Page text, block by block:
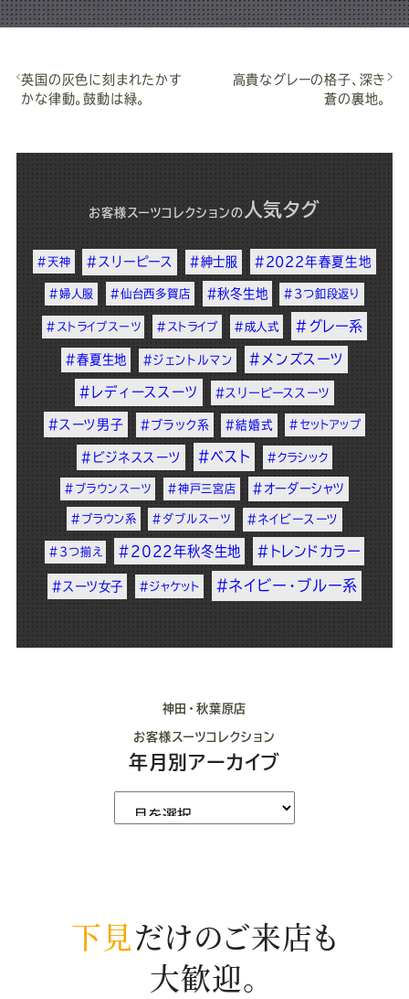
英国の灰色に刻まれたかす
かな律動。鼓動は緑。
高貴なグレーの格子、深き
蒼の裏地。
お客様スーツコレクションの 人気タグ
#天神 #スリーピース #紳士服 #2022年春夏生地
#婦人服 #仙台西多賀店 #秋冬生地 #3つ釦段返り
#ストライプスーツ #ストライプ #成人式 #グレー系
#春夏生地 #ジェントルマン #メンズスーツ
#レディーススーツ #スリーピーススーツ
#スーツ男子 #ブラック系 #結婚式 #セットアップ
#ビジネススーツ #ベスト #クラシック
#ブラウンスーツ #神戸三宮店 #オーダーシャツ
#ブラウン系 #ダブルスーツ #ネイビースーツ
#3つ揃え #2022年秋冬生地 #トレンドカラー
#スーツ女子 #ジャケット #ネイビー・ブルー系
神田・秋葉原店
お客様スーツコレクション
年月別アーカイブ
下見だけのご来店も
大歓迎。